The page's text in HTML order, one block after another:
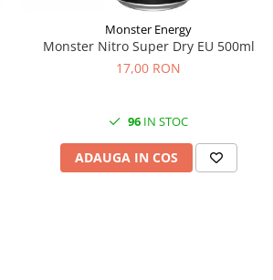
Monster Energy
Monster Nitro Super Dry EU 500ml
17,00 RON
96 IN STOC
ADAUGA IN COS